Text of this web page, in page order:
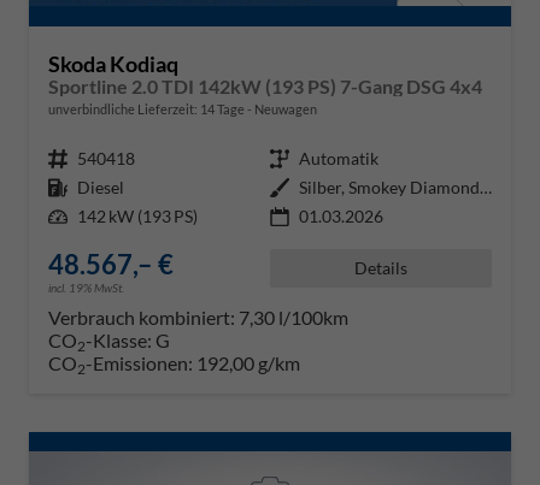
Skoda Kodiaq
Sportline 2.0 TDI 142kW (193 PS) 7-Gang DSG 4x4
unverbindliche Lieferzeit: 14 Tage Neuwagen
Fahrzeugnr. 540418 Getriebe Automatik
Kraftstoff Diesel Außenfarbe
Silber, Smokey Diamond-Silber Me
Leistung 142 kW (193 PS) 01.03.2026
48.567,– €
incl. 19% MwSt.
Details
Verbrauch kombiniert: 7,30 l/100km
CO2-Klasse: G
CO2-Emissionen: 192,00 g/km